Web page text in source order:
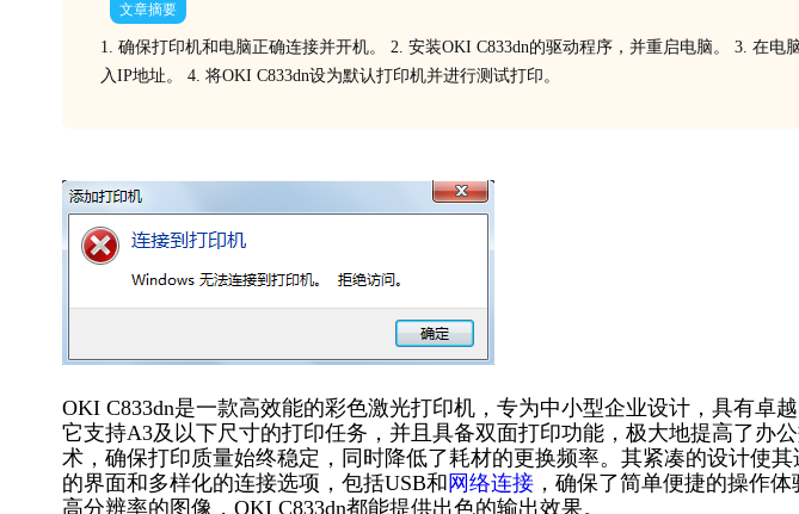
文章摘要
1. 确保打印机和电脑正确连接并开机。 2. 安装OKI C833dn的驱动程序，并重启电脑。 3. 在电
入IP地址。 4. 将OKI C833dn设为默认打印机并进行测试打印。
OKI C833dn是一款高效能的彩色激光打印机，专为中小型企业设计，具有卓
它支持A3及以下尺寸的打印任务，并且具备双面打印功能，极大地提高了办
术，确保打印质量始终稳定，同时降低了耗材的更换频率。其紧凑的设计使
的界面和多样化的连接选项，包括USB和 网络连接 ，确保了简单便捷的操作
高分辨率的图像，OKI C833dn都能提供出色的输出效果。